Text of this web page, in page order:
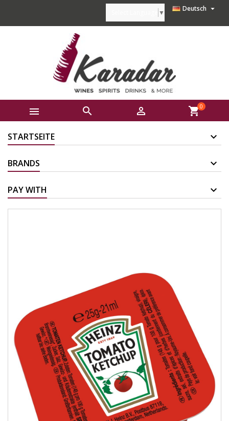
Deutsch 
▼
   shopping_cart0
STARTSEITE
BRANDS
PAY WITH